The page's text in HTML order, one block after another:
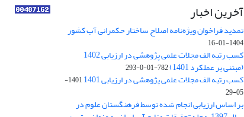
آخرین اخبار
تمدید فراخوان ویژه‌نامه اصلاح ساختار حکمرانی آب کشور
1404-01-16
کسب رتبه الف مجلات علمی پژوهشی در ارزیابی 1402
(مبتنی بر عملکرد 1401) 782-01-0-293
کسب رتبه الف مجلات علمی پژوهشی در ارزیابی 1401
1401-
05-29
بر اساس ارزیابی انجام شده توسط فرهنگستان علوم در